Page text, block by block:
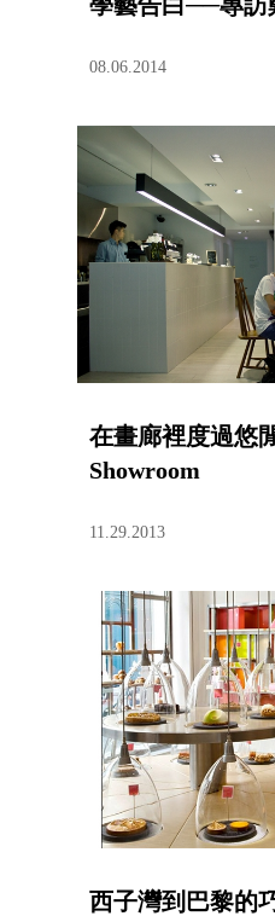
08.06.2014
在畫廊裡度過悠
Showroom
11.29.2013
西子灣到巴黎的